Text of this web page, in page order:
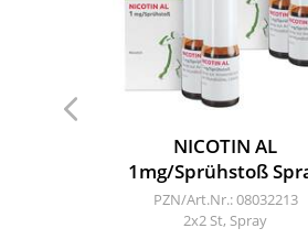
NICOTIN AL
1mg/Sprühstoß
PZN/Art.Nr.: 08032213
2x2 St, Spray